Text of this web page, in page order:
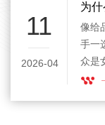
11
2026-04
像给
手一
众是
象中